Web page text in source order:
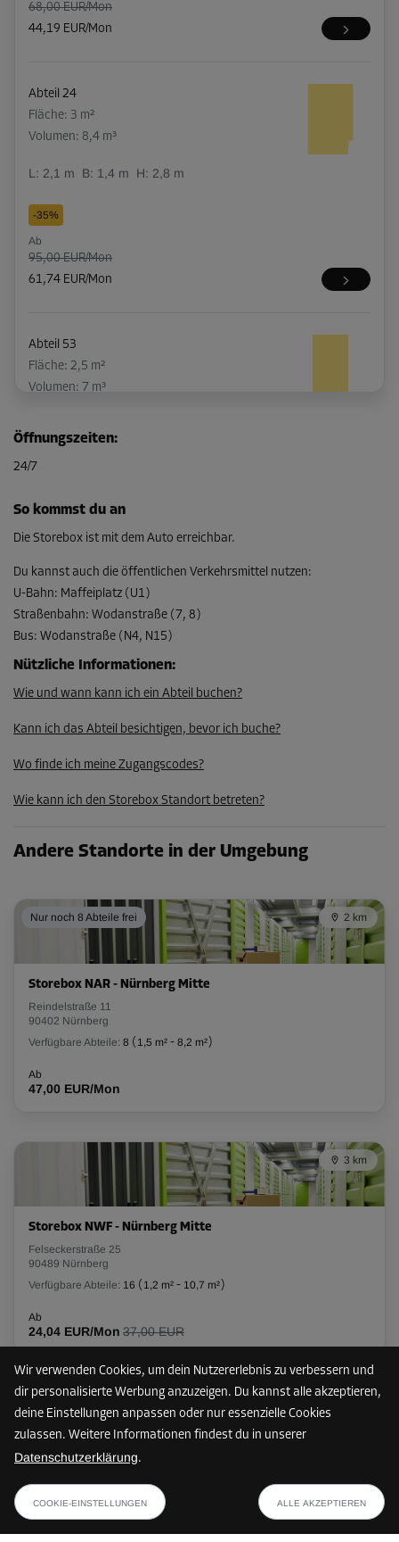
Wir verwenden Cookies, um dein Nutzererlebnis zu verbessern und
dir personalisierte Werbung anzuzeigen. Du kannst alle akzeptieren,
deine Einstellungen anpassen oder nur essenzielle Cookies
zulassen. Weitere Informationen findest du in unserer
Datenschutzerklärung.
COOKIE-EINSTELLUNGEN ALLE AKZEPTIEREN
68,00 EUR/Mon
44,19 EUR/Mon
Abteil 24
Fläche: 3 m²
Volumen: 8,4 m³
L: 2,1 m B: 1,4 m H: 2,8 m
-35%
Ab
95,00 EUR/Mon
61,74 EUR/Mon
Abteil 53
Fläche: 2,5 m²
Volumen: 7 m³
-35%
82,00 EUR/Mon
53,29 EUR/Mon
Abteil 54
Fläche: 2,5 m²
Volumen: 7 m³
82,00 EUR/Mon
Abteil 88
L:1,5m B:1,2m H: 2,9m
-35%
62,00 EUR/Mon
Abteil 20
Volumen: 6,2 m³
B: m
Ab
74,00 EUR/Mon
48,09 EUR/Mon
Abteil 56
Fläche: 2,6 m²
Volumen: 7,3 m³
L: m B: 1,2m 2,9
55,24 EUR/Mon
Öffnungszeiten:
24/7
So kommst du an
Die Storebox ist mit dem Auto erreichbar.
Du kannst auch die öffentlichen Verkehrsmittel nutzen:
U-Bahn: Maffeiplatz (U1)
Straßenbahn: Wodanstraße (7, 8)
Bus: Wodanstraße (N4, N15)
Nützliche Informationen:
Wie und wann kann ich ein Abteil buchen?
Kann ich das Abteil besichtigen, bevor ich buche?
Wo finde ich meine Zugangscodes?
Wie kann ich den Storebox Standort betreten?
Andere Standorte in der Umgebung
Nur noch 8 Abteile frei 2 km
Storebox NAR - Nürnberg Mitte
Reindelstraße 11
90402 Nürnberg
Verfügbare Abteile: 8 ( 1,5 m² - 8,2 m²)
Ab
47,00 EUR/Mon
3 km
Storebox NWF - Nürnberg Mitte
Felseckerstraße 25
90489 Nürnberg
Verfügbare Abteile: 16 ( 1,2 m² - 10,7 m²)
Ab
24,04 EUR/Mon 37,00 EUR
90409 Nürnberg
34,44 EUR/Mon PLAN ANZEIGEN